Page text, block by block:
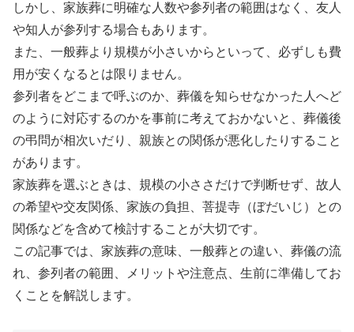
しかし、家族葬に明確な人数や参列者の範囲はなく、友人
や知人が参列する場合もあります。
また、一般葬より規模が小さいからといって、必ずしも費
用が安くなるとは限りません。
参列者をどこまで呼ぶのか、葬儀を知らせなかった人へど
のように対応するのかを事前に考えておかないと、葬儀後
の弔問が相次いだり、親族との関係が悪化したりすること
があります。
家族葬を選ぶときは、規模の小ささだけで判断せず、故人
の希望や交友関係、家族の負担、菩提寺（ぼだいじ）との
関係などを含めて検討することが大切です。
この記事では、家族葬の意味、一般葬との違い、葬儀の流
れ、参列者の範囲、メリットや注意点、生前に準備してお
くことを解説します。